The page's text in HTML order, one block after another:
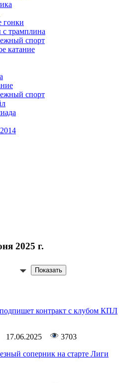
трамплина
спорт
катание
спорт
2025 г.
Показать
контракт с клубом КПЛ
17.06.2025
3703
соперник на старте Лиги